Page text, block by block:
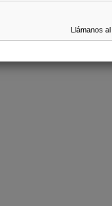
Llámanos al